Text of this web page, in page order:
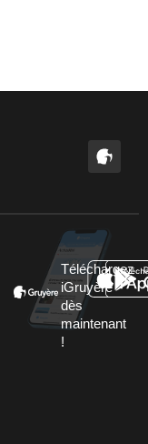
Téléchargez
iGruyère
dès
maintenant
!